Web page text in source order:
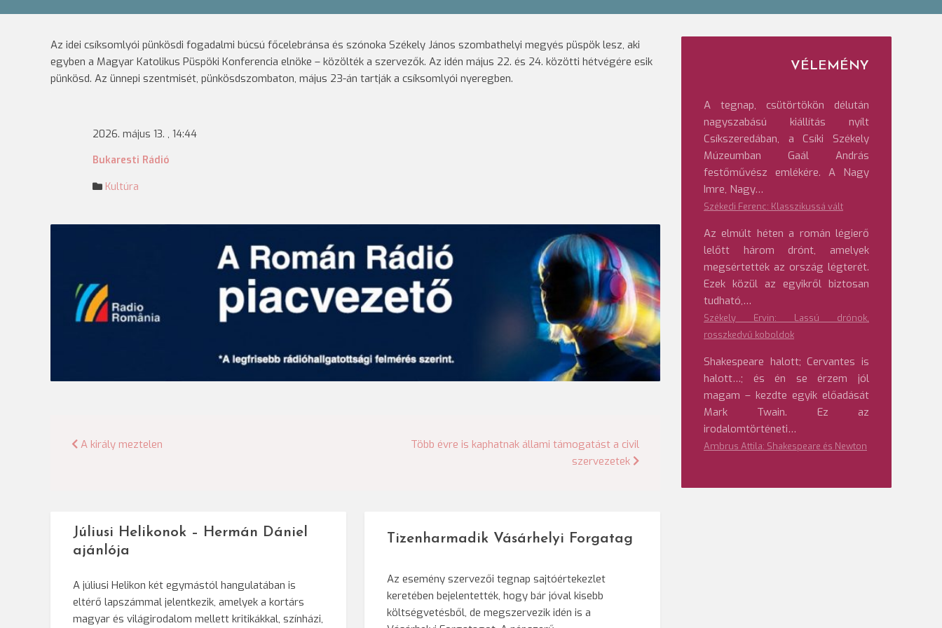
Az idei csíksomlyói pünkösdi fogadalmi búcsú főcelebránsa és szónoka Székely János szombathelyi megyés püspök lesz, aki
egyben a Magyar Katolikus Püspöki Konferencia elnöke – közölték a szervezők. Az idén május 22. és 24. közötti hétvégére esik
pünkösd. Az ünnepi szentmisét, pünkösdszombaton, május 23-án tartják a csíksomlyói nyeregben.
2026. május 13. , 14:44
Bukaresti Rádió
Kultúra
Bejegyzés
A király meztelen
Több évre is kaphatnak állami támogatást a civil
szervezetek
Júliusi Helikonok – Hermán Dániel
ajánlója
A júliusi Helikon két egymástól hangulatában is
eltérő lapszámmal jelentkezik, amelyek a kortárs
magyar és világirodalom mellett kritikákkal, színházi,
Tizenharmadik Vásárhelyi Forgatag
Az esemény szervezői tegnap sajtóértekezlet
keretében bejelentették, hogy bár jóval kisebb
költségvetésből, de megszervezik idén is a
VÉLEMÉNY
A tegnap, csütörtökön délután
nagyszabású kiállítás nyílt
Csíkszeredában, a Csíki Székely
Múzeumban Gaál András
festőművész emlékére. A Nagy
Imre, Nagy…
Székedi Ferenc: Klasszikussá vált
Az elmúlt héten a román légierő
lelőtt három drónt, amelyek
megsértették az ország légterét.
Ezek közül az egyikről biztosan
tudható,…
Székely Ervin: Lassú drónok,
rosszkedvű koboldok
Shakespeare halott; Cervantes is
halott…; és én se érzem jól
magam – kezdte egyik előadását
Mark Twain. Ez az
irodalomtörténeti…
Ambrus Attila: Shakespeare és Newton